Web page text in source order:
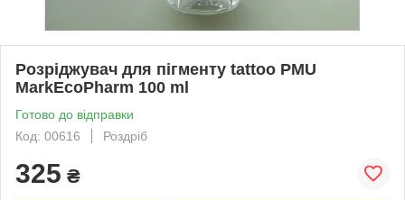
Розріджувач для пігменту tattoo PMU
MarkEcoPharm 100 ml
Готово до відправки
Код: 00616
Роздріб
325 ₴